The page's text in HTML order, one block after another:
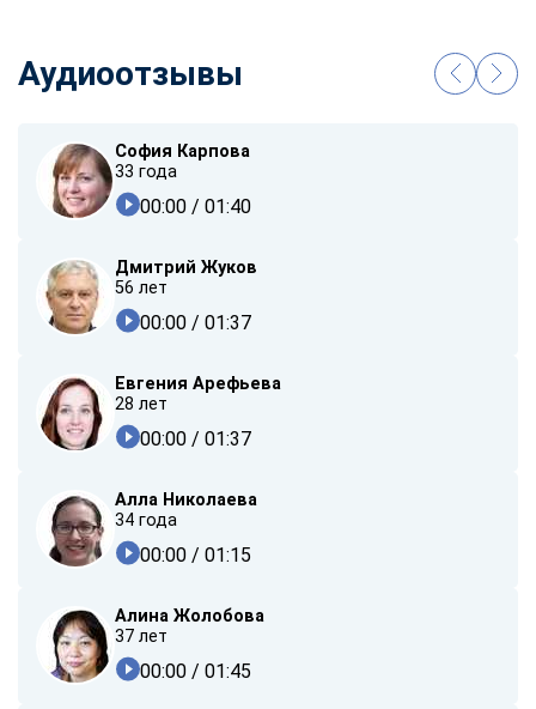
Аудиоотзывы
София Карпова
33 года
00:00 / 01:40
Дмитрий Жуков
56 лет
00:00 / 01:37
Евгения Арефьева
28 лет
00:00 / 01:37
Алла Николаева
34 года
00:00 / 01:15
Алина Жолобова
37 лет
00:00 / 01:45